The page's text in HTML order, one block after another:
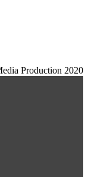
Production 2020